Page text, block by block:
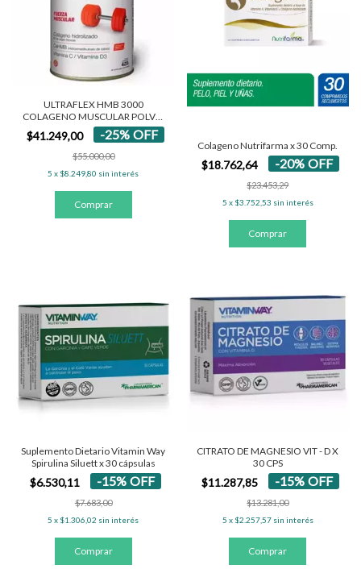
ULTRAFLEX HMB 3000
COLAGENO MUSCULAR POLVO
420 GR
$41.249,00 -25%OFF
$55.000,00
5 x $8.249,80 sin interés
Colageno Nutrifarma x 30 Comp.
$18.762,64 -20% OFF
$23.453,29
5 x $3.752,53 sin interés
Suplemento Dietario Vitamin Way
Spirulina Siluett x 30 cápsulas
$6.530,11 -15%OFF
$7.683,00
5 x $1.306,02 sin interés
CITRATO DE MAGNESIO VIT - D X
30 CPS
$11.287,85 -15% OFF
$13.281,00
5 x $2.257,57 sin interés